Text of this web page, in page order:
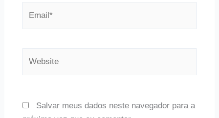
Salvar meus dados neste navegador para a